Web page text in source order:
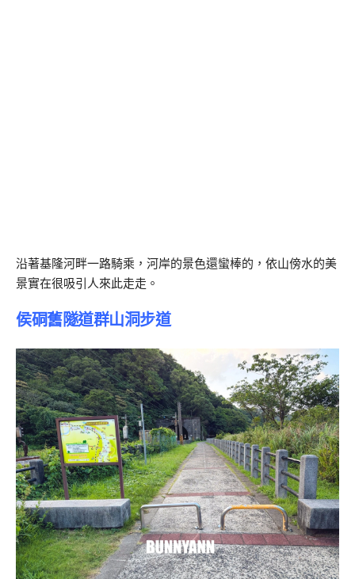
沿著基隆河畔一路騎乘，河岸的景色還蠻棒的，依山傍水的美
景實在很吸引人來此走走。
侯硐舊隧道群山洞步道